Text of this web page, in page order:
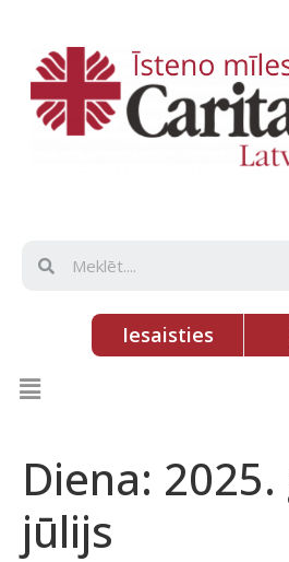
Iesaisties
Diena: 2025.
jūlijs